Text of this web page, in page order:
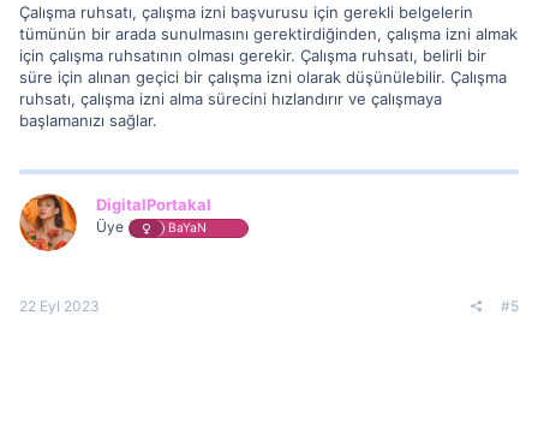
Çalışma ruhsatı, çalışma izni başvurusu için gerekli belgelerin
tümünün bir arada sunulmasını gerektirdiğinden, çalışma izni almak
için çalışma ruhsatının olması gerekir. Çalışma ruhsatı, belirli bir
süre için alınan geçici bir çalışma izni olarak düşünülebilir. Çalışma
ruhsatı, çalışma izni alma sürecini hızlandırır ve çalışmaya
başlamanızı sağlar.
DigitalPortakal
Üye BaYaN
22 Eyl 2023 #5